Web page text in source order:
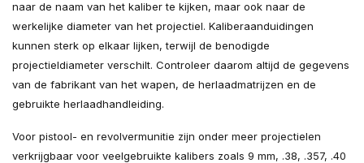
naar de naam van het kaliber te kijken, maar ook naar de
werkelijke diameter van het projectiel. Kaliberaanduidingen
kunnen sterk op elkaar lijken, terwijl de benodigde
projectieldiameter verschilt. Controleer daarom altijd de gegevens
van de fabrikant van het wapen, de herlaadmatrijzen en de
gebruikte herlaadhandleiding.
Voor pistool- en revolvermunitie zijn onder meer projectielen
verkrijgbaar voor veelgebruikte kalibers zoals 9 mm, .38, .357, .40